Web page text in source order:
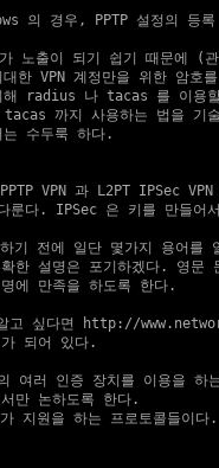
의 경우, PPTP 설정의 등록
노출이 되기 쉽기 때문에 (
한 VPN 계정만을 위한 암호
radius 나 tacas 를 이용
까지 사용하는 법을 기
수두룩 하다.
VPN 과 L2PT IPSec VPN
다. IPSec 은 키를 만들어
기 전에 일단 몇가지 용어를
한 설명은 포기하겠다. 영문
에 만족을 하도록 한다.
고 싶다면
http://
되어 있다.
여러 인증 장치를 이용을 하
만 논하도록 한다.
지원을 하는 프로토콜들이다.